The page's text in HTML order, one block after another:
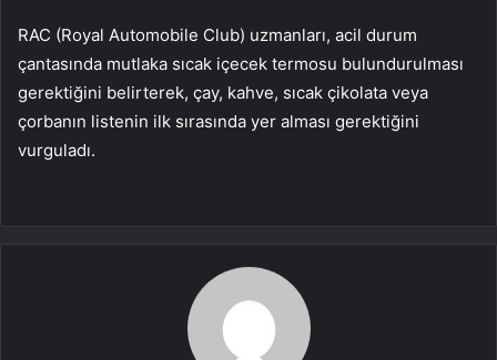
RAC (Royal Automobile Club) uzmanları, acil durum
çantasında mutlaka sıcak içecek termosu bulundurulması
gerektiğini belirterek, çay, kahve, sıcak çikolata veya
çorbanın listenin ilk sırasında yer alması gerektiğini
vurguladı.